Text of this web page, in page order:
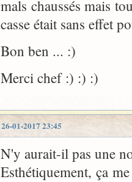
mals chaussés mais
casse était sans effet
Bon ben ... :)
Merci chef :) :) :)
26-01-2017 23:45
N'y aurait-il pas une
Esthétiquement, ça